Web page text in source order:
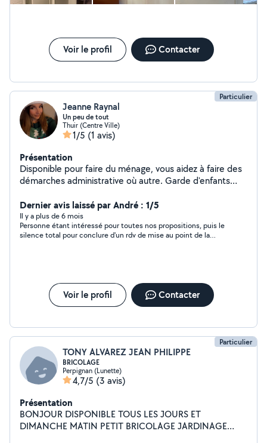
Voir le profil Contacter
Particulier
Jeanne Raynal
Un peu de tout
Thuir (Centre Ville)
1/5 (1 avis)
Présentation
Disponible pour faire du ménage, vous aidez à faire des
démarches administrative où autre. Garde d'enfants
travaux maison N'hésitez pas à me contacter si besoin
Dernier avis laissé par André : 1/5
Il y a plus de 6 mois
Personne étant intéressé pour toutes nos propositions, puis le
silence total pour conclure d'un rdv de mise au point de la
Voir le profil Contacter
Particulier
TONY ALVAREZ JEAN PHILIPPE
BRICOLAGE
Perpignan (Lunette)
4,7/5 (3 avis)
Présentation
BONJOUR DISPONIBLE TOUS LES JOURS ET
DIMANCHE MATIN PETIT BRICOLAGE JARDINAGE